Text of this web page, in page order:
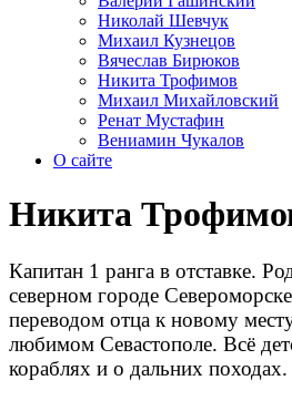
Николай Шевчук
Михаил Кузнецов
Вячеслав Бирюков
Никита Трофимов
Михаил Михайловский
Ренат Мустафин
Вениамин Чукалов
О сайте
Никита
Капитан 1 ранга в отставке.
северном городе
переводом отца к новому
любимом Севастополе. Всё
кораблях и о дальних походах.